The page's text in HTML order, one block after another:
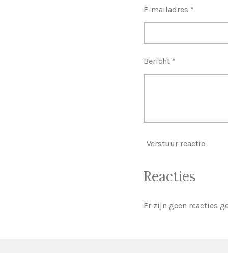
E-mailadres *
Bericht *
Verstuur reactie
Reacties
Er zijn geen reacties